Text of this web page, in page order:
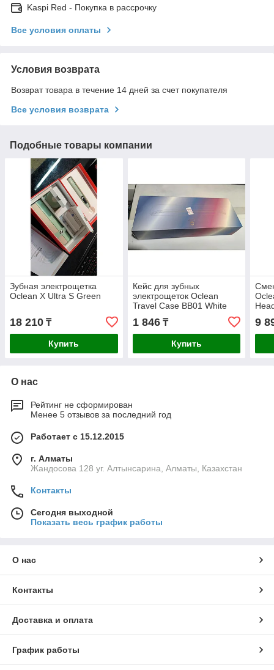
Kaspi Red - Покупка в рассрочку
Все условия оплаты
Условия возврата
Возврат товара в течение 14 дней за счет покупателя
Все условия возврата
Подобные товары компании
Зубная электрощетка
Oclean X Ultra S Green
18 210 ₸
Купить
Кейс для зубных
электрощеток Oclean
Travel Case BB01 White
1 846₸
Купить
9
О нас
Рейтинг не сформирован
Менее 5 отзывов за последний год
Работает с 15.12.2015
г. Алматы
Жандосова 128 уг. Алтынсарина, Алматы, Казахстан
Контакты
Сегодня выходной
Показать весь график работы
О нас
Контакты
Доставка и оплата
График работы